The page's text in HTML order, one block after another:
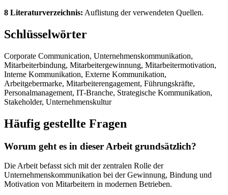
8 Literaturverzeichnis: Auflistung der verwendeten Quellen.
Schlüsselwörter
Corporate Communication, Unternehmenskommunikation,
Mitarbeiterbindung, Mitarbeitergewinnung, Mitarbeitermotivation,
Interne Kommunikation, Externe Kommunikation,
Arbeitgebermarke, Mitarbeiterengagement, Führungskräfte,
Personalmanagement, IT-Branche, Strategische Kommunikation,
Stakeholder, Unternehmenskultur
Häufig gestellte Fragen
Worum geht es in dieser Arbeit grundsätzlich?
Die Arbeit befasst sich mit der zentralen Rolle der
Unternehmenskommunikation bei der Gewinnung, Bindung und
Motivation von Mitarbeitern in modernen Betrieben.